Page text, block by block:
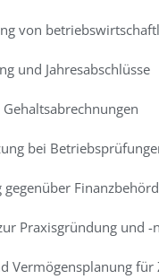
von
und Jahresabschlüsse
bei
gegenüber
Praxisgründung und -
Vermögensplanung für